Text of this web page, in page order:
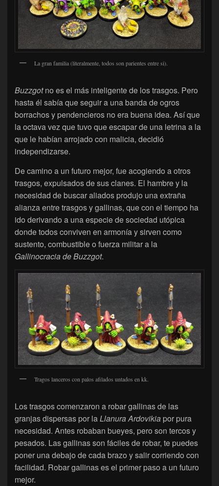
La gran familia (literalmente, todos son parientes entre si).
Buzzgotno es el más inteligente de los trasgos. Pero
hasta él sabía que seguir a una banda de ogros
borrachos y pendencieros no era buena idea. Así que
la octava vez que tuvo que escapar de una letrina a la
que le habían arrojado con malicia, decidió
independizarse.
De camino a un futuro mejor, fue acogiendo a otros
trasgos, expulsados de sus clanes. El hambre y la
necesidad de buscar aliados produjo una extraña
alianza entre trasgos y gallinas, que con el tiempo ha
ido derivando a una especie de sociedad utópica
donde todos conviven en armonía y sirven como
sustento, combustible o fuerza militar a la
Gallinocracia de Buzzgot.
Tragos lanceros con palos afilados untados en kk.
Los trasgos comenzaron a robar gallinas de las
granjas dispersas por laLlanura Ardovikia por pura
necesidad. Antes robaban bueyes, pero son tercos y
pesados. Las gallinas son fáciles de robar, te puedes
poner una debajo de cada brazo y salir corriendo con
facilidad. Robar gallinas es el primer paso a un futuro
mejor.